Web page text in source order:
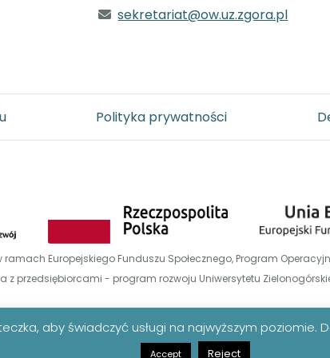
sekretariat@ow.uz.zgora.pl
Polityka prywatności
ramach Europejskiego Funduszu Społecznego, Program
z przedsiębiorcami - program rozwoju Uniwersytetu
aby świadczyć usługi na najwyższym poziomie.
Accept Reject